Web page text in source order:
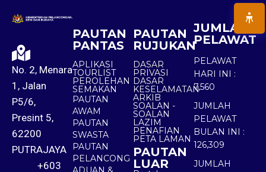
No. 2, Menara
1, Jalan
P5/6,
Presint 5,
62200
PUTRAJAYA
+603
PAUTAN
PANTAS
APLIKASI
TOURLIST
PEROLEHAN
SEMAKAN
PAUTAN
AWAM
PAUTAN
SWASTA
PAUTAN
PELANCONG
PAUTAN
RUJUKAN
DASAR
PRIVASI
DASAR
KESELAMATAN
ARKIB
SOALAN -
SOALAN
LAZIM
PENAFIAN
PETA LAMAN
PAUTAN
LUAR
JUMLAH
PELAWAT
PELAWAT
HARI INI :
7,560
JUMLAH
PELAWAT
BULAN INI :
126,309
JUMLAH